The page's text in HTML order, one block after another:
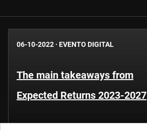
06-10-2022 · EVENTO DIGITAL
The main takeaways from
Expected Returns 2023-2027